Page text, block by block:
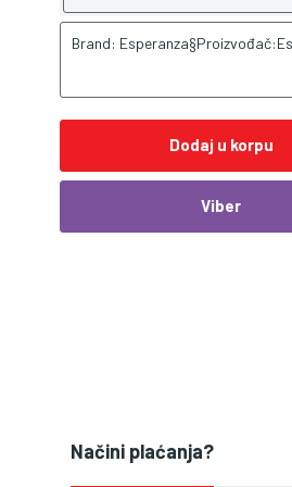
Brand:
Dodaj u korpu
Viber
Načini plaćanja?